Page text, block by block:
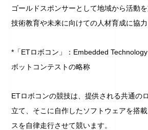
ゴールドスポンサーとして地域から活動
技術教育や未来に向けての人材育成に協力
*「ETロボコン」：Embedded
ボットコンテストの略称
ETロボコンの競技は、提供される共通の
立て、そこに自作したソフトウェアを搭
スを自律走行させて競います。